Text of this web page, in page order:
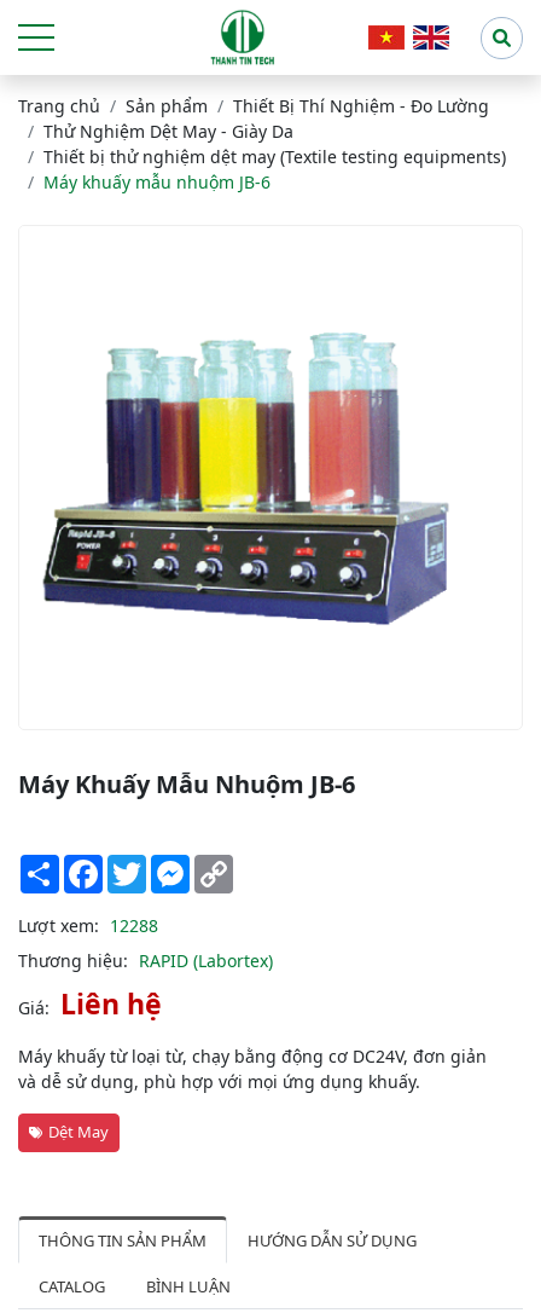
Trang chủ Sản phẩm
Thiết Bị Thí Nghiệm - Đo Lường
Thử Nghiệm Dệt May - Giày Da
Thiết bị thử nghiệm dệt may (Textile testing equipments)
Máy khuấy mẫu nhuộm JB-6
Máy Khuấy Mẫu Nhuộm JB-6
Share Facebook
TwitterMessenger
Lượt xem: 12288
Thương hiệu: RAPID (Labortex)
Giá: Liên hệ
Máy khuấy từ loại từ, chạy bằng động cơ DC24V, đơn giản
và dễ sử dụng, phù hợp với mọi ứng dụng khuấy.
Dệt May
THÔNG TIN SẢN PHẨM HƯỚNG DẪN SỬ DỤNG
CATALOG BÌNH LUẬN